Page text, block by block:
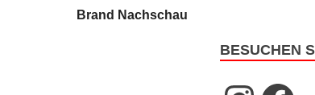
Brand Nachschau
BESUCHEN